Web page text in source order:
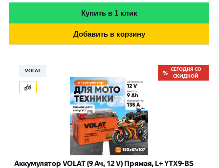
Купить в 1 клик
Добавить в корзину
VOLAT
СЕГОДНЯ СО
СКИДКОЙ
Аккумулятор VOLAT (9 Ач, 12 V) Прямая, L+ YTX9-BS